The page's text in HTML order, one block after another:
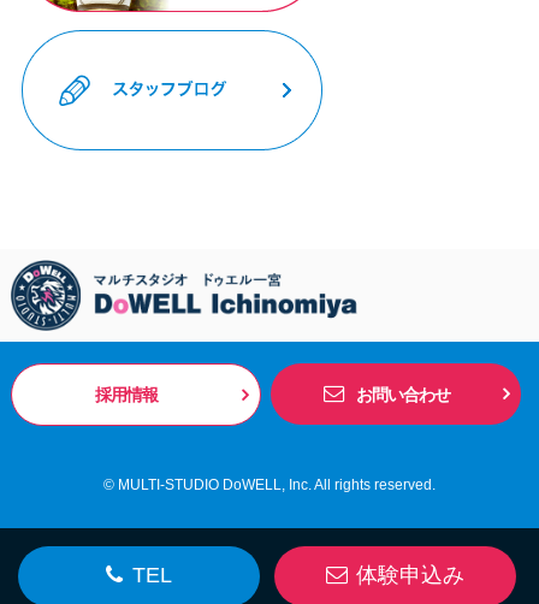
採用情報 お問い合わせ
© MULTI-STUDIO DoWELL, Inc. All rights reserved.
TEL 体験申込み